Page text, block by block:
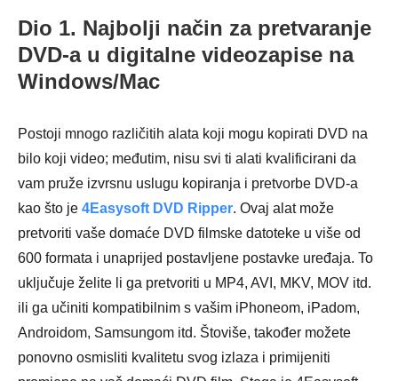
Dio 1. Najbolji način za pretvaranje
DVD-a u digitalne videozapise na
Windows/Mac
Postoji mnogo različitih alata koji mogu kopirati DVD na
bilo koji video; međutim, nisu svi ti alati kvalificirani da
vam pruže izvrsnu uslugu kopiranja i pretvorbe DVD-a
kao što je 4Easysoft DVD Ripper. Ovaj alat može
pretvoriti vaše domaće DVD filmske datoteke u više od
600 formata i unaprijed postavljene postavke uređaja. To
uključuje želite li ga pretvoriti u MP4, AVI, MKV, MOV itd.
ili ga učiniti kompatibilnim s vašim iPhoneom, iPadom,
Androidom, Samsungom itd. Štoviše, također možete
ponovno osmisliti kvalitetu svog izlaza i primijeniti